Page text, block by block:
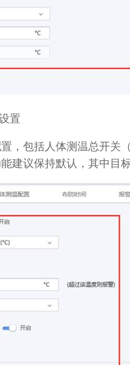
置
包括人体测温总开关（
建议保持默认，其中目